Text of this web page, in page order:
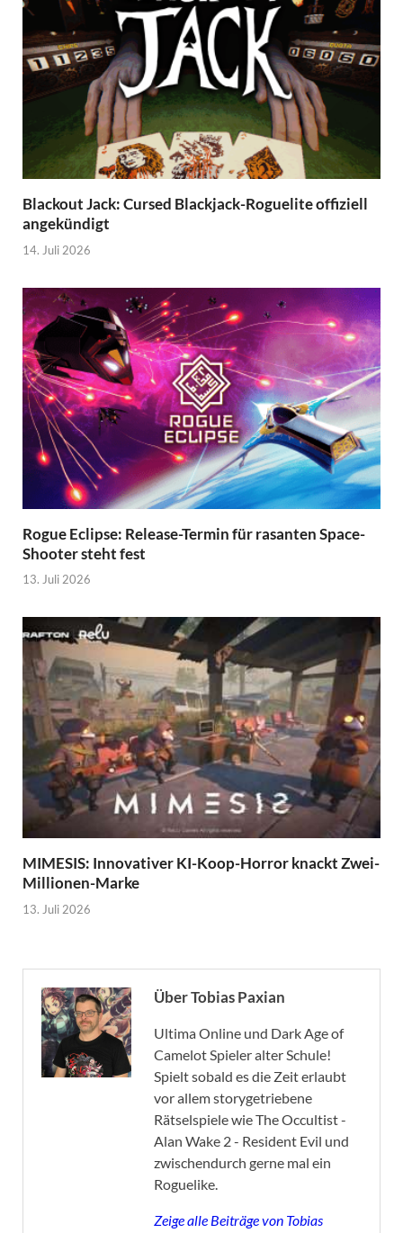
Blackout Jack: Cursed Blackjack-Roguelite offiziell
angekündigt
14. Juli 2026
Rogue Eclipse: Release-Termin für rasanten Space-
Shooter steht fest
13. Juli 2026
MIMESIS: Innovativer KI-Koop-Horror knackt Zwei-
Millionen-Marke
13. Juli 2026
Über Tobias Paxian
Ultima Online und Dark Age of
Camelot Spieler alter Schule!
Spielt sobald es die Zeit erlaubt
vor allem storygetriebene
Rätselspiele wie The Occultist -
Alan Wake 2 - Resident Evil und
zwischendurch gerne mal ein
Roguelike.
Zeige alle Beiträge von Tobias